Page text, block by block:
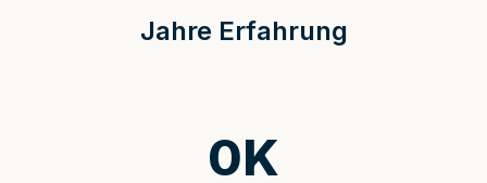
Jahre Erfahrung
0K